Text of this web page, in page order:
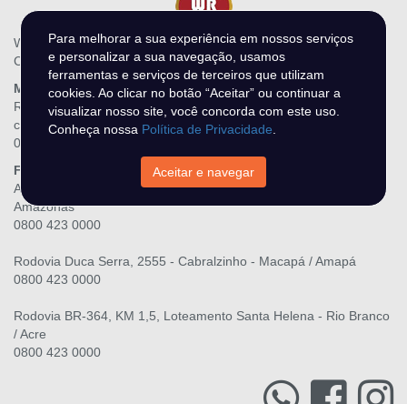
WR Leilões - N DO O MIRANDA LTDA
CNPJ.: 28.216.867/0001-06
Matriz
Rua Três Maria, 139, Raiar do Sol - Boa Vista / Roraima
contato@wrleiloes.com.br
0800 423 0000
Filiais
Av. Senador Raimundo Parente, lote 45, Alvorada - Manaus /
Amazonas
0800 423 0000
Rodovia Duca Serra, 2555 - Cabralzinho - Macapá / Amapá
0800 423 0000
Rodovia BR-364, KM 1,5, Loteamento Santa Helena - Rio Branco
/ Acre
0800 423 0000
Para melhorar a sua experiência em nossos serviços
e personalizar a sua navegação, usamos
ferramentas e serviços de terceiros que utilizam
cookies. Ao clicar no botão “Aceitar” ou continuar a
visualizar nosso site, você concorda com este uso.
Conheça nossa Política de Privacidade
Aceitar e navegar